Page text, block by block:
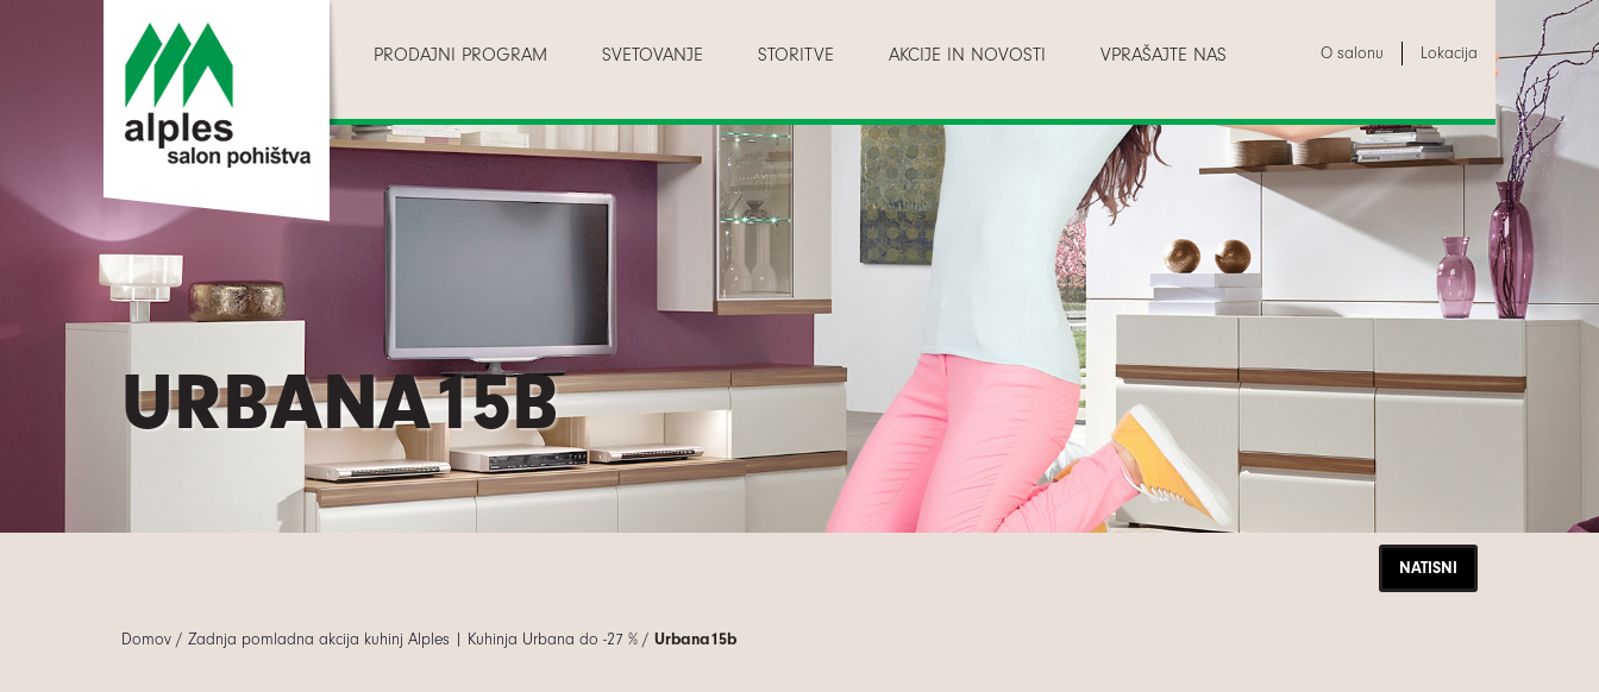
PRODAJNI PROGRAM SVETOVANJE STORITVE AKCIJE IN NOVOSTI VPRAŠAJTE NAS O salonu Lokacija
URBANA15B
NATISNI
Domov / Zadnja pomladna akcija kuhinj Alples | Kuhinja Urbana do -27 % / Urbana15b